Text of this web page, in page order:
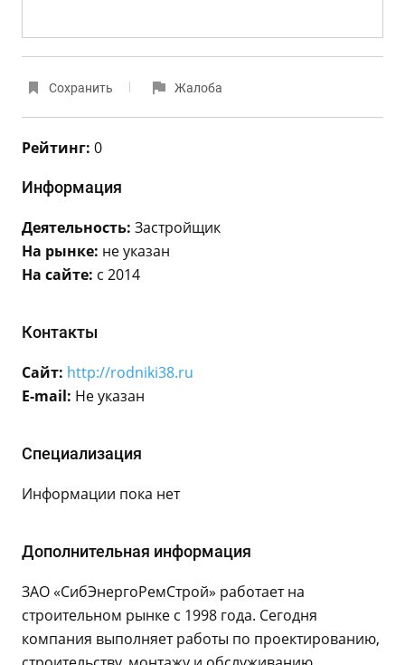
Сохранить Жалоба
Рейтинг: 0
Информация
Деятельность: Застройщик
На рынке: не указан
На сайте: с 2014
Контакты
Сайт: http://rodniki38.ru
E-mail: Не указан
Специализация
Информации пока нет
Дополнительная информация
ЗАО «СибЭнергоРемСтрой» работает на
строительном рынке с 1998 года. Сегодня
компания выполняет работы по проектированию,